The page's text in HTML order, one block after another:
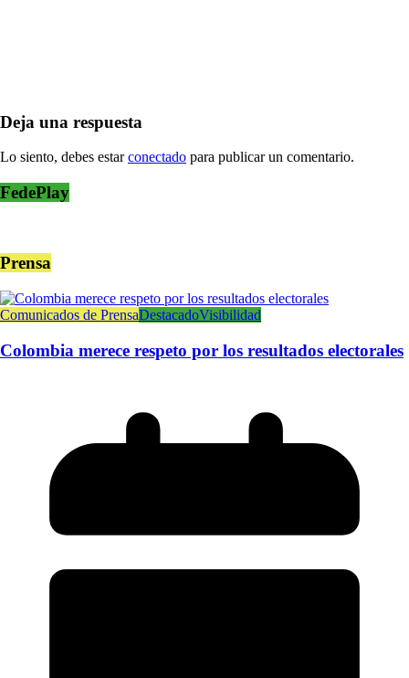
Deja una respuesta
Lo siento, debes estarconectado para publicar un comentario.
FedePlay
Prensa
Comunicados de PrensaDestacadoVisibilidad
Colombia merece respeto por los resultados electorales